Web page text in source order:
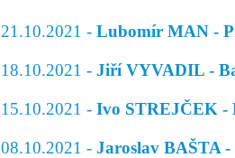
21.10.2021 - Lubomír MAN -
18.10.2021 - Jiří VYVADIL -
15.10.2021 - Ivo STREJČEK -
08.10.2021 - Jaroslav BAŠTA